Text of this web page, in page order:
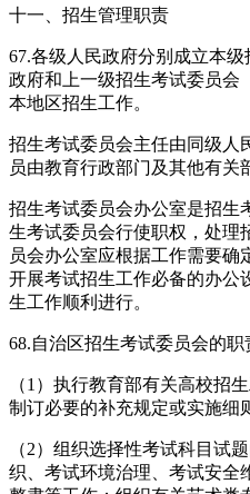
十一、招生管理职责
67.各级人民政府分别成立本
政府和上一级招生考试委员会
本地区招生工作。
招生考试委员会主任由同级人
员由教育行政部门及其他有关
招生考试委员会办公室是招生
生考试委员会行使职权，处理
员会办公室应根据工作需要确
开展考试招生工作必备的办公
生工作顺利进行。
68.自治区招生考试委员会的职
（1）执行教育部有关高校招
制订必要的补充规定或实施细
（2）组织选择性考试科目试
织、考试环境治理、考试安全